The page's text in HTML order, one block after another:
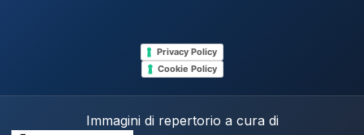
Privacy Policy
Cookie Policy
Immagini di repertorio a cura di